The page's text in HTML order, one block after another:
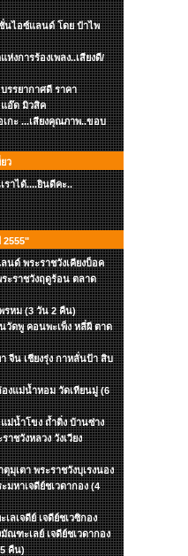
นไอซ์แลนด์ โดย ป๋าไพ
งการร้องเพลง..เสียงดี/
รรยากาศดี ราคา
แอ๊ด มิวสิค
กะ ...เสียงคุณภาพ..ขอบ
ว
ราได้....ยินดีคะ..
2555"
นด์ พระราชวังเคียงบ็อค
ระราชวังฤดูร้อน ตลาด
รหม (3 วัน 2 คืน)
วัดพู คอนพะเพ็ง หลี่ผี ตาด
จีน เชียงรุ่ง กาหลั่นป้า สิบ
องแม่น้ำหอม วัดเทียนมู่ (6
แม่น้ำโขง ถ้ำติ่ง บ้านซ่าง
ชวังหลวง วังเวียง
มุเตา พระราชวังบุเรงนอง
หาเจดีย์ชเวดากอง (4
ลเจดีย์ เจดีย์ชเวซิกอง
ณฑะเลย์ เจดีย์ชเวดากอง
คืน)